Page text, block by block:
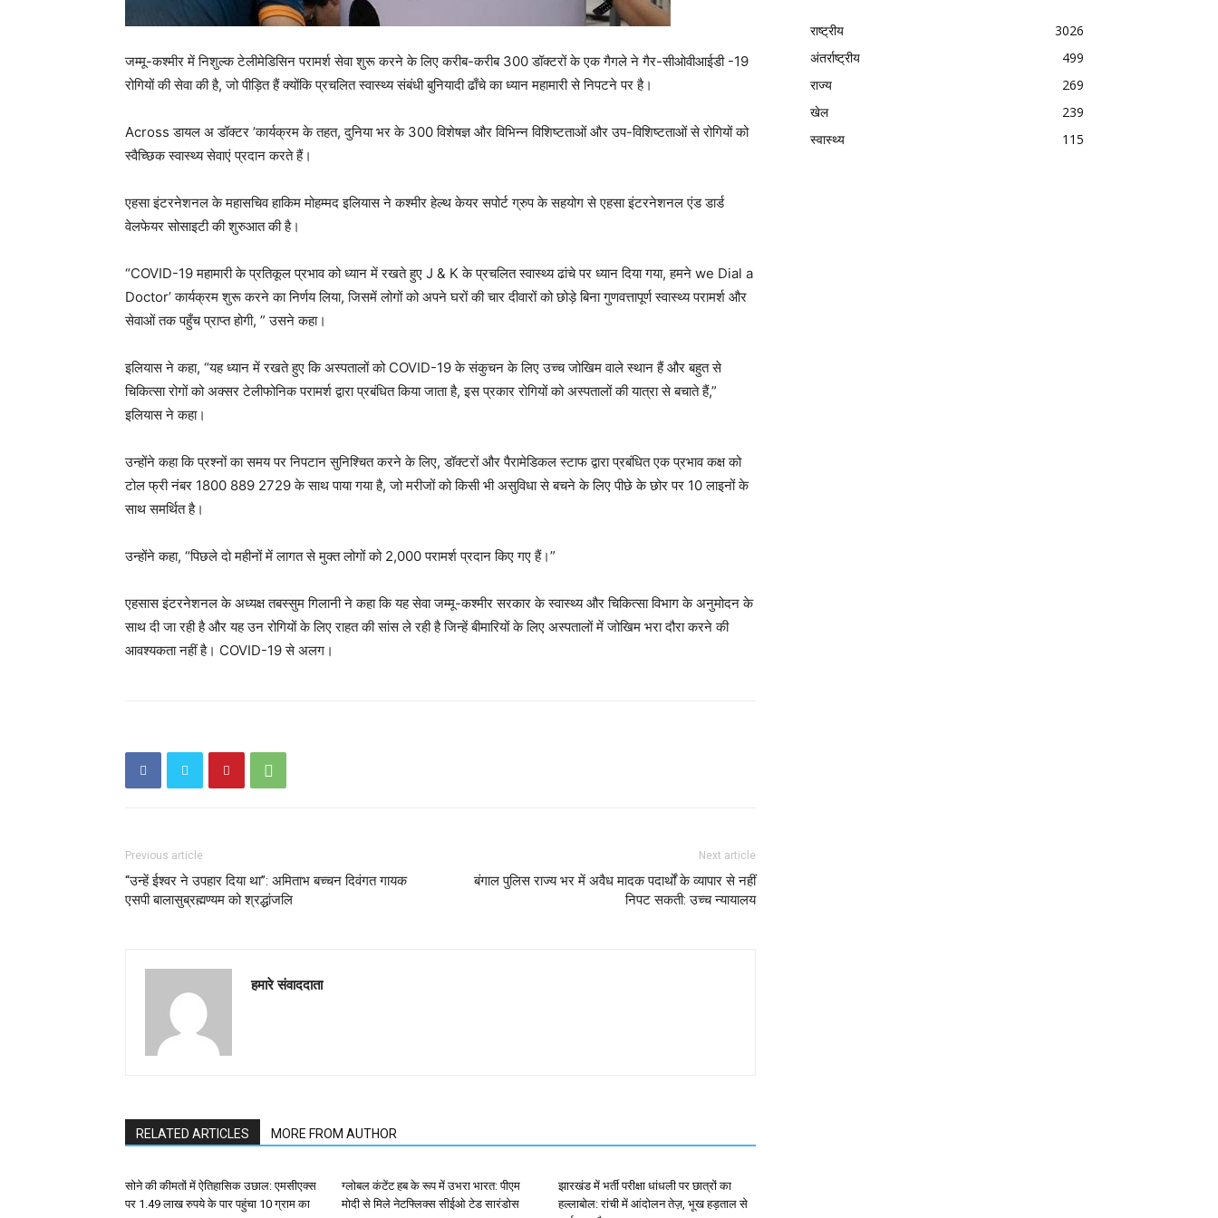
जम्मू-कश्मीर में निशुल्क टेलीमेडिसिन परामर्श सेवा शुरू करने के लिए करीब-करीब 300 डॉक्टरों के एक गैगले ने गैर-सीओवीआईडी ​​-19
रोगियों की सेवा की है, जो पीड़ित हैं क्योंकि प्रचलित स्वास्थ्य संबंधी बुनियादी ढाँचे का ध्यान महामारी से निपटने पर है।
Across डायल अ डॉक्टर ’कार्यक्रम के तहत, दुनिया भर के 300 विशेषज्ञ और विभिन्न विशिष्टताओं और उप-विशिष्टताओं से रोगियों को
स्वैच्छिक स्वास्थ्य सेवाएं प्रदान करते हैं।
एहसा इंटरनेशनल के महासचिव हाकिम मोहम्मद इलियास ने कश्मीर हेल्थ केयर सपोर्ट ग्रुप के सहयोग से एहसा इंटरनेशनल एंड डार्ड
वेलफेयर सोसाइटी की शुरुआत की है।
“COVID-19 महामारी के प्रतिकूल प्रभाव को ध्यान में रखते हुए J & K के प्रचलित स्वास्थ्य ढांचे पर ध्यान दिया गया, हमने we Dial a
Doctor’ कार्यक्रम शुरू करने का निर्णय लिया, जिसमें लोगों को अपने घरों की चार दीवारों को छोड़े बिना गुणवत्तापूर्ण स्वास्थ्य परामर्श और
सेवाओं तक पहुँच प्राप्त होगी, ” उसने कहा।
इलियास ने कहा, “यह ध्यान में रखते हुए कि अस्पतालों को COVID-19 के संकुचन के लिए उच्च जोखिम वाले स्थान हैं और बहुत से
चिकित्सा रोगों को अक्सर टेलीफोनिक परामर्श द्वारा प्रबंधित किया जाता है, इस प्रकार रोगियों को अस्पतालों की यात्रा से बचाते हैं,”
इलियास ने कहा।
उन्होंने कहा कि प्रश्नों का समय पर निपटान सुनिश्चित करने के लिए, डॉक्टरों और पैरामेडिकल स्टाफ द्वारा प्रबंधित एक प्रभाव कक्ष को
टोल फ्री नंबर 1800 889 2729 के साथ पाया गया है, जो मरीजों को किसी भी असुविधा से बचने के लिए पीछे के छोर पर 10 लाइनों के
साथ समर्थित है।
उन्होंने कहा, “पिछले दो महीनों में लागत से मुक्त लोगों को 2,000 परामर्श प्रदान किए गए हैं।”
एहसास इंटरनेशनल के अध्यक्ष तबस्सुम गिलानी ने कहा कि यह सेवा जम्मू-कश्मीर सरकार के स्वास्थ्य और चिकित्सा विभाग के अनुमोदन के
साथ दी जा रही है और यह उन रोगियों के लिए राहत की सांस ले रही है जिन्हें बीमारियों के लिए अस्पतालों में जोखिम भरा दौरा करने की
आवश्यकता नहीं है। COVID-19 से अलग।
Previous article
“उन्हें ईश्वर ने उपहार दिया था”: अमिताभ बच्चन दिवंगत गायक
एसपी बालासुब्रह्मण्यम को श्रद्धांजलि
Next article
बंगाल पुलिस राज्य भर में अवैध मादक पदार्थों के व्यापार से नहीं
निपट सकती: उच्च न्यायालय
हमारे संवाददाता
RELATED ARTICLES MORE FROM AUTHOR
सोने की कीमतों में ऐतिहासिक उछाल: एमसीएक्स
पर 1.49 लाख रुपये के पार पहुंचा 10 ग्राम का
ग्लोबल कंटेंट हब के रूप में उभरा भारत: पीएम
मोदी से मिले नेटफ्लिक्स सीईओ टेड सारंडोस
झारखंड में भर्ती परीक्षा धांधली पर छात्रों का
हल्लाबोल: रांची में आंदोलन तेज़, भूख हड़ताल से
राष्ट्रीय
3026
अंतर्राष्ट्रीय
499
राज्य
269
खेल
239
स्वास्थ्य
115